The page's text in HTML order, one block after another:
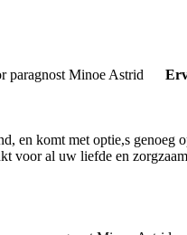
en komt met optie,s genoeg
voor al uw liefde en